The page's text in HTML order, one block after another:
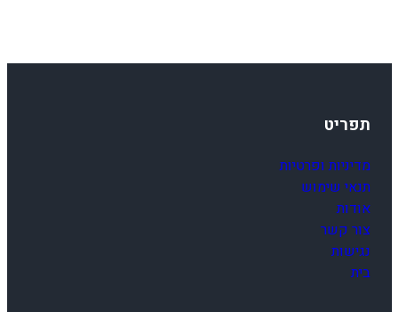
1
/
X
1
2
5
0
5
תפריט
מדיניות ופרטיות
תנאי שימוש
אודות
צור קשר
נגישות
בית